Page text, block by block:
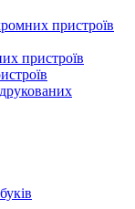
пристроїв
пристроїв